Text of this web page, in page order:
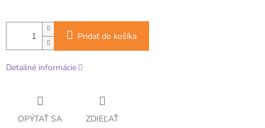
Pridať do košíka
Detailné informácie
OPÝTAŤ SA ZDIEĽAŤ